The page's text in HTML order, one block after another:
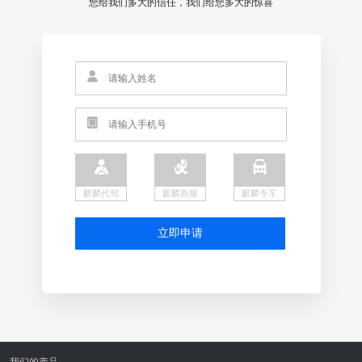
麒麟代驾 麒麟跑腿 麒麟专车
立即申请